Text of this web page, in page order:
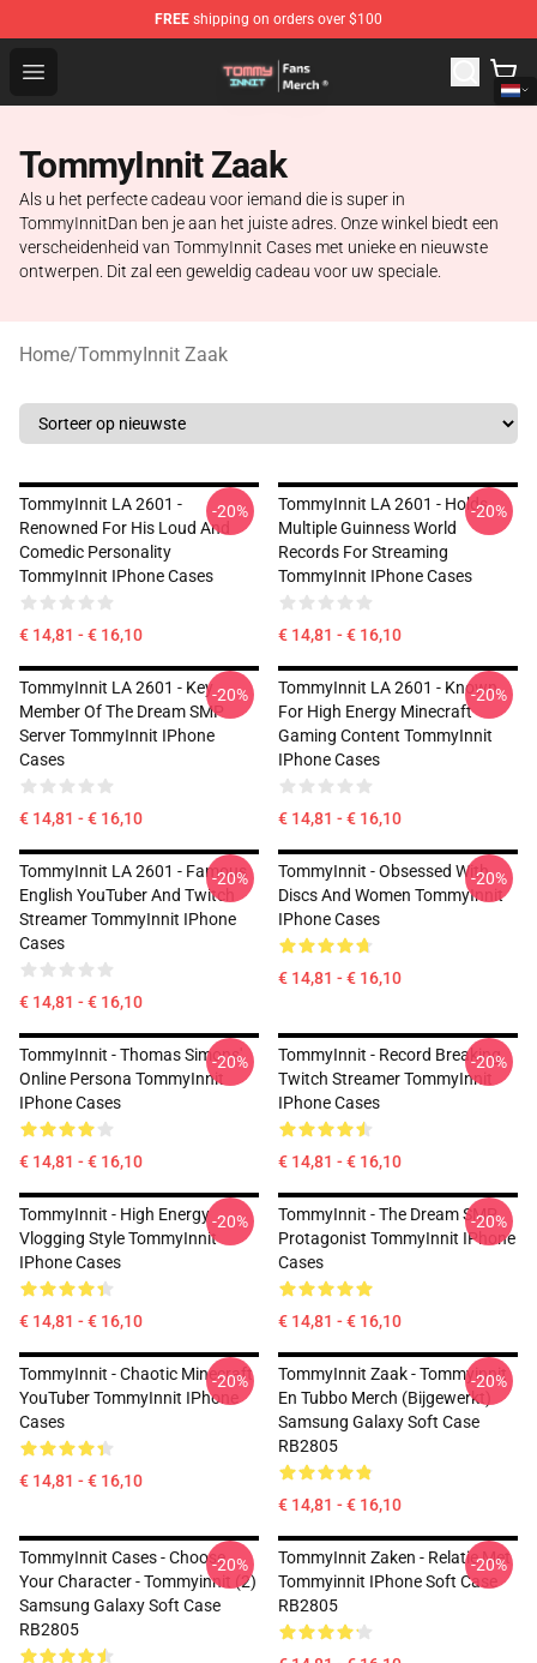
FREE shipping on orders over $100
Open menu
TommyInnit Store - Official TommyInnit Merchandise
TommyInnit Zaak
Als u het perfecte cadeau voor iemand die is super in
TommyInnitDan ben je aan het juiste adres. Onze winkel biedt een
verscheidenheid van TommyInnit Cases met unieke en nieuwste
ontwerpen. Dit zal een geweldig cadeau voor uw speciale.
Home/TommyInnit Zaak
TommyInnit LA 2601 -
Renowned For His Loud And
Comedic Personality
TommyInnit IPhone Cases
€ 14,81 - € 16,10
-20%
TommyInnit LA 2601 - Holds
Multiple Guinness World
Records For Streaming
TommyInnit IPhone Cases
€ 14,81 - € 16,10
-20%
TommyInnit LA 2601 - Key
Member Of The Dream SMP
Server TommyInnit IPhone
Cases
€ 14,81 - € 16,10
-20%
TommyInnit LA 2601 - Known
For High Energy Minecraft
Gaming Content TommyInnit
IPhone Cases
€ 14,81 - € 16,10
-20%
TommyInnit LA 2601 - Famous
English YouTuber And Twitch
Streamer TommyInnit IPhone
Cases
€ 14,81 - € 16,10
-20%
TommyInnit - Obsessed With
Discs And Women TommyInnit
IPhone Cases
€ 14,81 - € 16,10
-20%
TommyInnit - Thomas Simons'
Online Persona TommyInnit
IPhone Cases
€ 14,81 - € 16,10
-20%
TommyInnit - Record Breaking
Twitch Streamer TommyInnit
IPhone Cases
€ 14,81 - € 16,10
-20%
TommyInnit - High Energy
Vlogging Style TommyInnit
IPhone Cases
€ 14,81 - € 16,10
-20%
TommyInnit - The Dream SMP
Protagonist TommyInnit IPhone
Cases
€ 14,81 - € 16,10
-20%
TommyInnit - Chaotic Minecraft
YouTuber TommyInnit IPhone
Cases
€ 14,81 - € 16,10
-20%
TommyInnit Zaak - Tommyinnit
En Tubbo Merch (bijgewerkt)
Samsung Galaxy Soft Case
RB2805
€ 14,81 - € 16,10
-20%
TommyInnit Cases - Choose
Your Character - Tommyinnit (2)
Samsung Galaxy Soft Case
RB2805
-20%
TommyInnit Zaken - Relatie Met
Tommyinnit IPhone Soft Case
RB2805
-20%